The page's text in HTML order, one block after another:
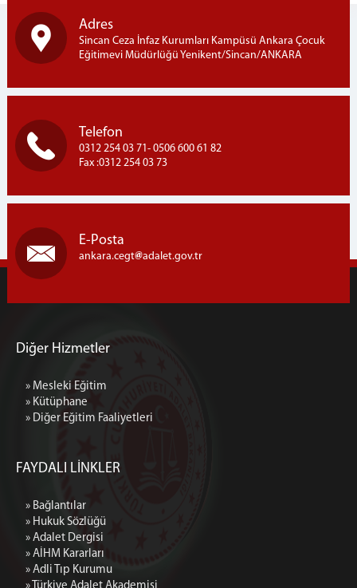
Adres
Sincan Ceza İnfaz Kurumları Kampüsü Ankara Çocuk
Eğitimevi Müdürlüğü Yenikent/Sincan/ANKARA
Telefon
0312 254 03 71- 0506 600 61 82
Fax :0312 254 03 73
E-Posta
ankara.cegt adalet.gov.tr
Diğer Hizmetler
» Mesleki Eğitim
» Kütüphane
» Diğer Eğitim Faaliyetleri
FAYDALI LİNKLER
» Bağlantılar
» Hukuk Sözlüğü
» Adalet Dergisi
» AİHM Kararları
» Adli Tıp Kurumu